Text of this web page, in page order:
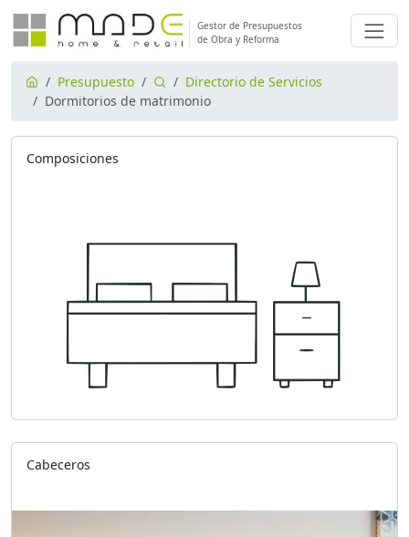
Gestor de Presupuestos
de Obra y Reforma
Presupuesto
Directorio de Servicios
Dormitorios de matrimonio
Composiciones
Cabeceros